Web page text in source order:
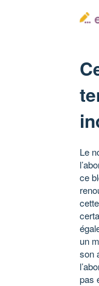
Le
ce
un
son
pas